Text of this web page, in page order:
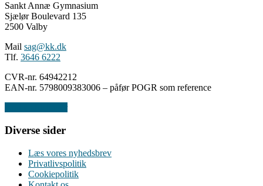
Sankt Annæ Gymnasium
Sjælør Boulevard 135
2500 Valby
Mail sag@kk.dk
Tlf. 3646 6222
CVR-nr. 64942212
EAN-nr. 5798009383006 – påfør POGR som reference
Diverse sider
Læs vores nyhedsbrev
Privatlivspolitik
Cookiepolitik